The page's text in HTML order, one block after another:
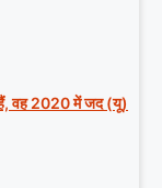
हैं, वह 2020 में जद (यू)